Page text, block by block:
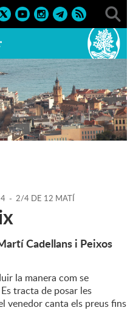
> Jornades del
- 2/4 DE 12 MATÍ
Cadellans i Peixos
la manera com se
tracta de posar les
venedor canta els preus fins